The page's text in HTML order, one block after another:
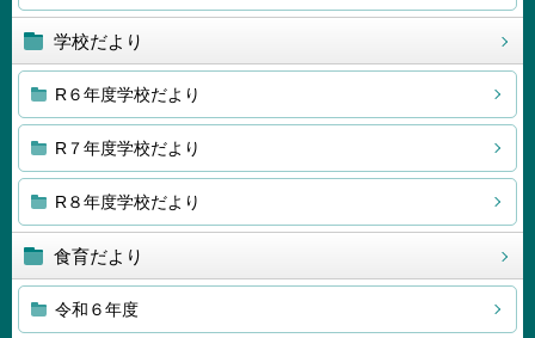
学校だより
R６年度学校だより
R７年度学校だより
R８年度学校だより
食育だより
令和６年度